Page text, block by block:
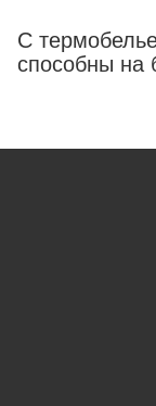
С
способны на